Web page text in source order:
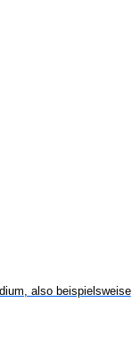
also beispielsweise